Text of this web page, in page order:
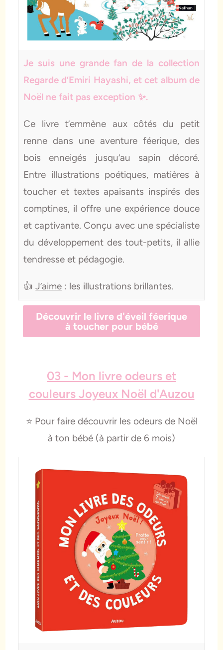
Je suis une grande fan de la collection
Regarde d’Emiri Hayashi, et cet album de
Noël ne fait pas exception ✨.
Ce livre t’emmène aux côtés du petit
renne dans une aventure féerique, des
bois enneigés jusqu’au sapin décoré.
Entre illustrations poétiques, matières à
toucher et textes apaisants inspirés des
comptines, il offre une expérience douce
et captivante. Conçu avec une spécialiste
du développement des tout-petits, il allie
tendresse et pédagogie.
👍J’aime : les illustrations brillantes.
Découvrir le livre d'éveil féerique
à toucher pour bébé
03 - Mon livre odeurs et
couleurs Joyeux Noël d'Auzou
⭐️ Pour faire découvrir les odeurs de Noël
à ton bébé (à partir de 6 mois)